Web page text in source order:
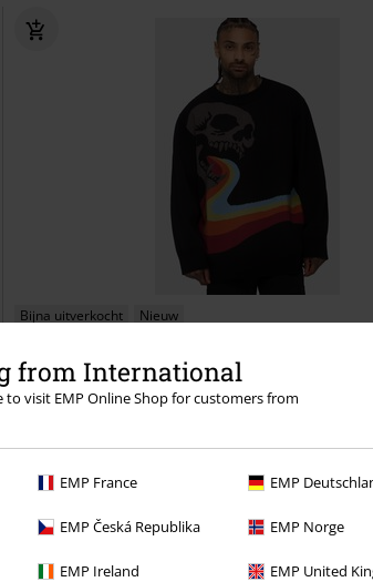
from International
to visit EMP Online Shop for customers from
EMP France EMP
EMP Česká Republika EMP Norge
EMP Ireland EMP United
Bijna uitverkocht Nieuw
€ 75,99
VNTGOTH Jaquard Killstar Gebreide trui